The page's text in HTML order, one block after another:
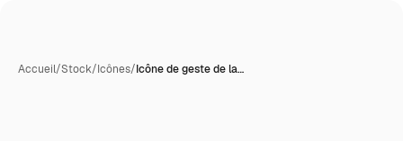
Accueil/Stock/Icônes/Icône de geste de la…